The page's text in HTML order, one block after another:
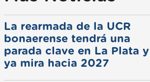
La rearmada de la UCR
bonaerense tendrá una
parada clave en La Plata y
ya mira hacia 2027